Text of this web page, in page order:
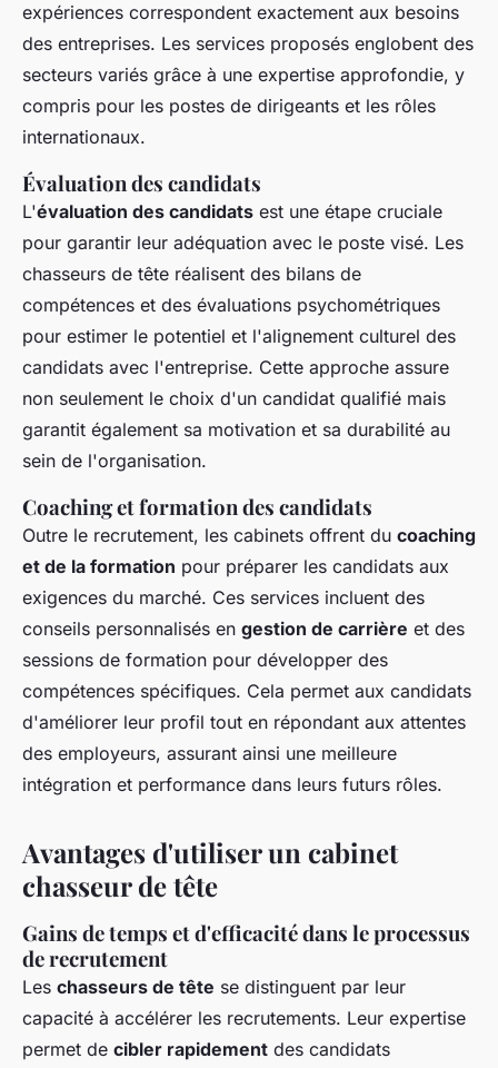
expériences correspondent exactement aux besoins
des entreprises. Les services proposés englobent des
secteurs variés grâce à une expertise approfondie, y
compris pour les postes de dirigeants et les rôles
internationaux.
Évaluation des candidats
L'évaluation des candidats est une étape cruciale
pour garantir leur adéquation avec le poste visé. Les
chasseurs de tête réalisent des bilans de
compétences et des évaluations psychométriques
pour estimer le potentiel et l'alignement culturel des
candidats avec l'entreprise. Cette approche assure
non seulement le choix d'un candidat qualifié mais
garantit également sa motivation et sa durabilité au
sein de l'organisation.
Coaching et formation des candidats
Outre le recrutement, les cabinets offrent du coaching
et de la formation pour préparer les candidats aux
exigences du marché. Ces services incluent des
conseils personnalisés en gestion de carrière et des
sessions de formation pour développer des
compétences spécifiques. Cela permet aux candidats
d'améliorer leur profil tout en répondant aux attentes
des employeurs, assurant ainsi une meilleure
intégration et performance dans leurs futurs rôles.
Avantages d'utiliser un cabinet
chasseur de tête
Gains de temps et d'efficacité dans le processus
de recrutement
Les chasseurs de tête se distinguent par leur
capacité à accélérer les recrutements. Leur expertise
permet de cibler rapidement des candidats